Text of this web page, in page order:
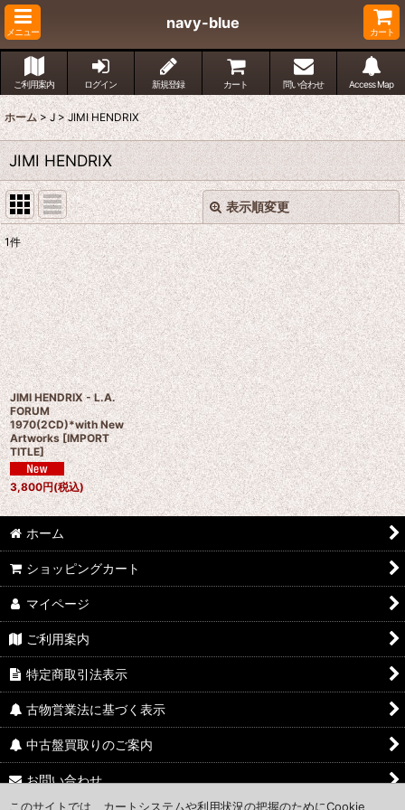
メニュー
navy-blue
カート
ご利用案内 ログイン 新規登録 カート 問い合わせ Access Map
ホーム > J > JIMI HENDRIX
JIMI HENDRIX
表示順変更
表示数:
並び順:
絞り込む
閉じる
1件
JIMI HENDRIX - L.A.
FORUM
1970(2CD)*with New
Artworks [IMPORT
TITLE]
3,800円(税込)
ホーム
ショッピングカート
マイページ
ご利用案内
特定商取引法表示
古物営業法に基づく表示
中古盤買取りのご案内
お問い合わせ
このサイトでは、カートシステムや利用状況の把握のためにCookie